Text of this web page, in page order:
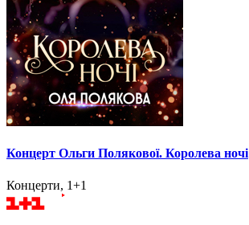
Концерт Ольги Полякової. Королева ночі
Концерти, 1+1